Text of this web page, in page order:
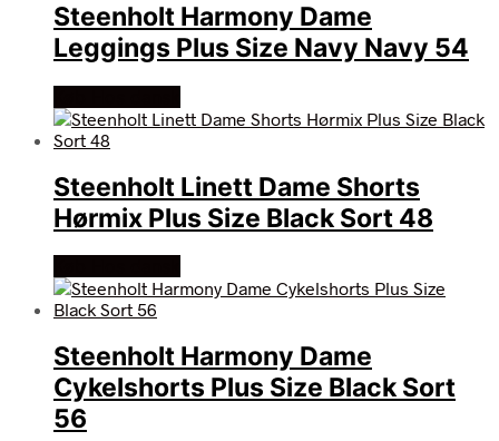
Steenholt Harmony Dame
Leggings Plus Size Navy Navy 54
Steenholt Linett Dame Shorts
Hørmix Plus Size Black Sort 48
Steenholt Harmony Dame
Cykelshorts Plus Size Black Sort
56